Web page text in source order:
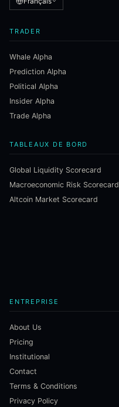
TRADER
Whale Alpha
Prediction Alpha
Political Alpha
Insider Alpha
Trade Alpha
TABLEAUX DE BORD
Global Liquidity Scorecard
Macroeconomic Risk Scorecard
Altcoin Market Scorecard
ENTREPRISE
About Us
Pricing
Institutional
Contact
Terms & Conditions
Privacy Policy